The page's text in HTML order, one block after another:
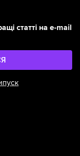
статті на e-mail